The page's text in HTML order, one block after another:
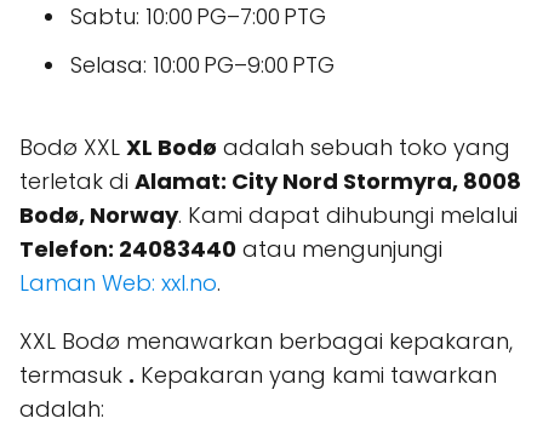
Sabtu: 10:00 PG–7:00 PTG
Selasa: 10:00 PG–9:00 PTG
Bodø XXL XL Bodø adalah sebuah toko yang
terletak di Alamat: City Nord Stormyra, 8008
Bodø, Norway. Kami dapat dihubungi melalui
Telefon: 24083440 atau mengunjungi
Laman Web: xxl.no.
XXL Bodø menawarkan berbagai kepakaran,
termasuk . Kepakaran yang kami tawarkan
adalah: